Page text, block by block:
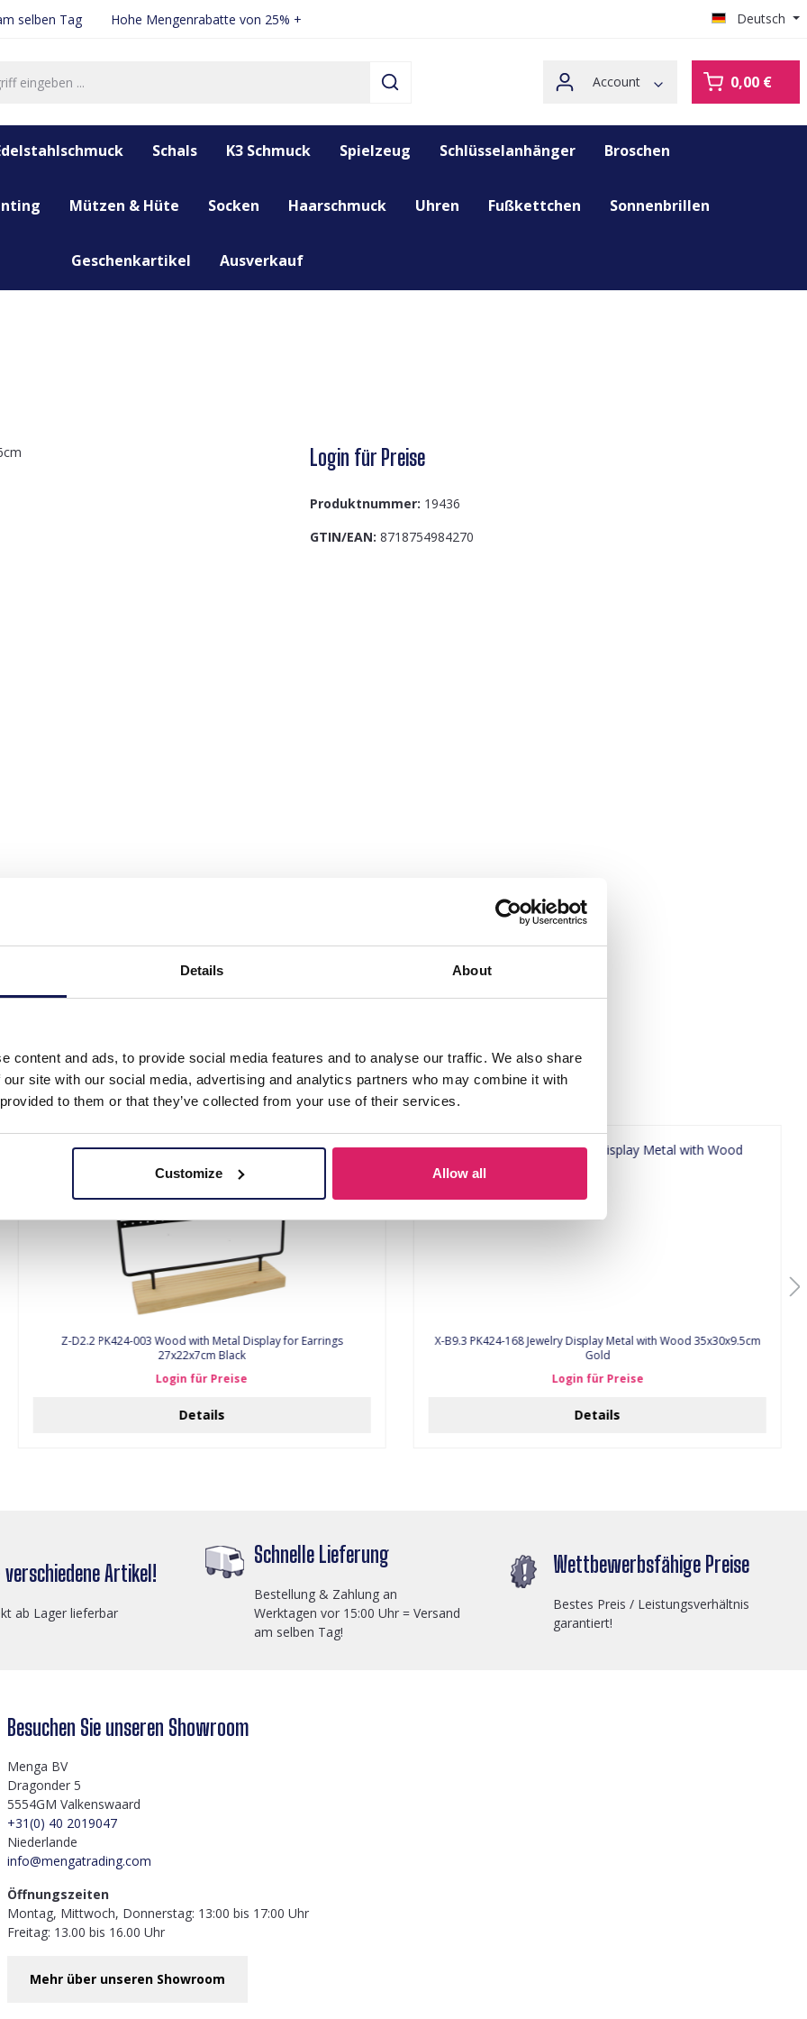
Details About
content and ads, to provide social media features and to analyse our traffic. We also share
site with our social media, advertising and analytics partners who may combine it with
to them or that they’ve collected from your use of their services.
Customize Allow all
selben Tag Hohe Mengenrabatte von 25% + Deutsch
Account 0,00 €
Schals K3 Schmuck Spielzeug Schlüsselanhänger Broschen
Mützen & Hüte Socken Haarschmuck Uhren Fußkettchen Sonnenbrillen
Geschenkartikel Ausverkauf
Login für Preise
Produktnummer: 19436
GTIN/EAN: 8718754984270
Z-D2.2 PK424-003 Wood with Metal Display for Earrings
27x22x7cm Black
Login für Preise
Details
X-B9.3 PK424-168 Jewelry Display Metal with Wood 35x30x9.5cm
Gold
Login für Preise
Details
verschiedene Artikel!
ab Lager lieferbar
Schnelle Lieferung
Bestellung & Zahlung an
Werktagen vor 15:00 Uhr = Versand
am selben Tag!
Wettbewerbsfähige Preise
Bestes Preis / Leistungsverhältnis
garantiert!
Besuchen Sie unseren Showroom
Menga BV
Dragonder 5
5554GM Valkenswaard
+31(0) 40 2019047
Niederlande
info@mengatrading.com
Öffnungszeiten
Montag, Mittwoch, Donnerstag: 13:00 bis 17:00 Uhr
Freitag: 13.00 bis 16.00 Uhr
Mehr über unseren Showroom